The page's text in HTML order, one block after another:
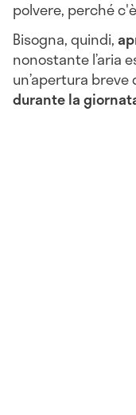
polvere, perché
Bisogna, quindi,
nonostante l’aria
un’apertura breve
durante la